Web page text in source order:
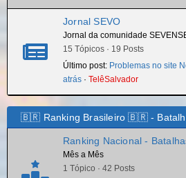
Jornal SEVO
Jornal da comunidade
15 Tópicos · 19 Posts
Último post: Problemas no site
atrás · TelêSalvador
🇧🇷 Ranking Brasileiro 🇧🇷 -
Ranking Nacional -
Mês a Mês
1 Tópico · 42 Posts